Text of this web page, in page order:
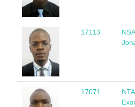
17113
17071